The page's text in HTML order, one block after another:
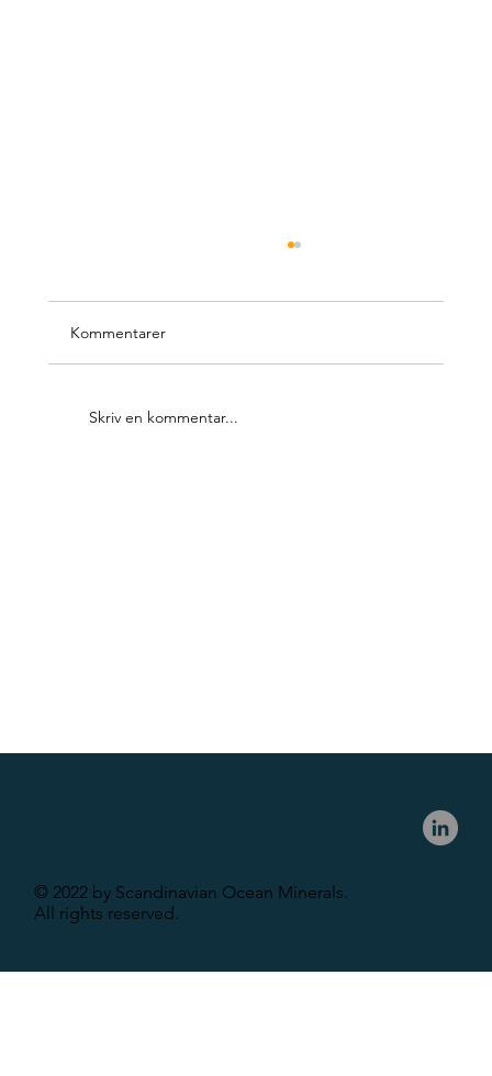
Kommentarer
Skriv en kommentar...
© 2022 by Scandinavian Ocean Minerals.
All rights reserved.